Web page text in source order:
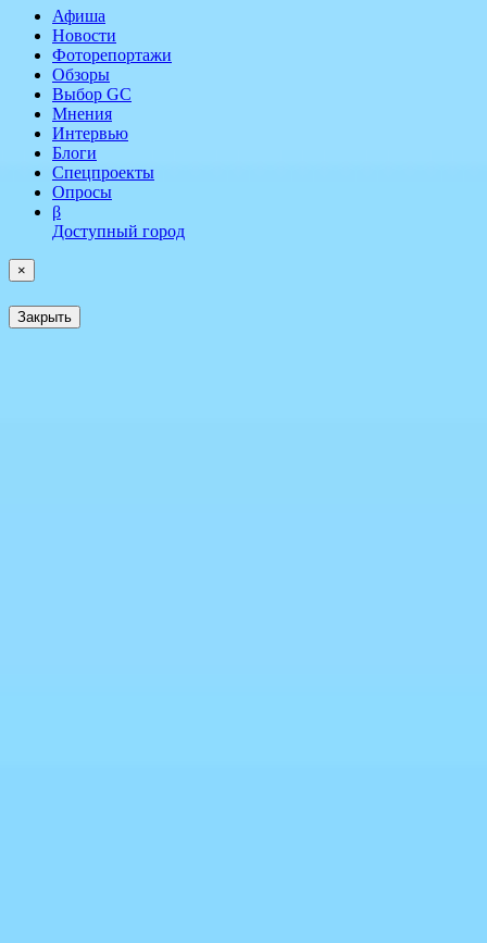
Афиша
Новости
Фоторепортажи
Обзоры
Выбор GC
Мнения
Интервью
Блоги
Спецпроекты
Опросы
β
Доступный город
×
Закрыть